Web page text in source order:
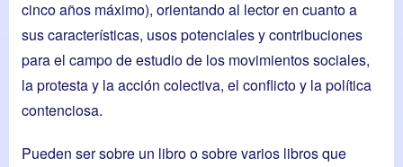
cinco años máximo), orientando al lector en cuanto a
sus características, usos potenciales y contribuciones
para el campo de estudio de los movimientos sociales,
la protesta y la acción colectiva, el conflicto y la política
contenciosa.
Pueden ser sobre un libro o sobre varios libros que